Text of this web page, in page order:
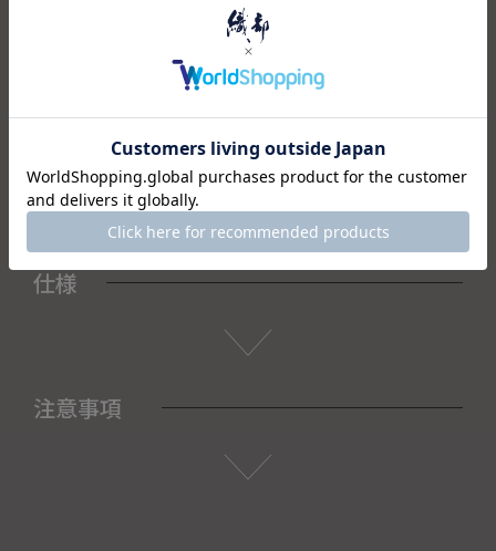
ご注文いただいたタイミングによって織部下北沢店頭で売り
切れた場合は、キャンセルさせて頂きます。
また織部下北沢店からの出荷になりますので、ご注文確認
予めご了承くださいませ。
仕様
注意事項